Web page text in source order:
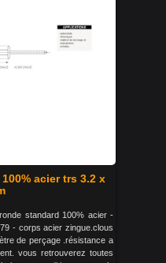
acier trs 3.2 x
standard 100% acier -
- corps acier zingue.clous
de perçage .résistance a
vous retrouverez toutes